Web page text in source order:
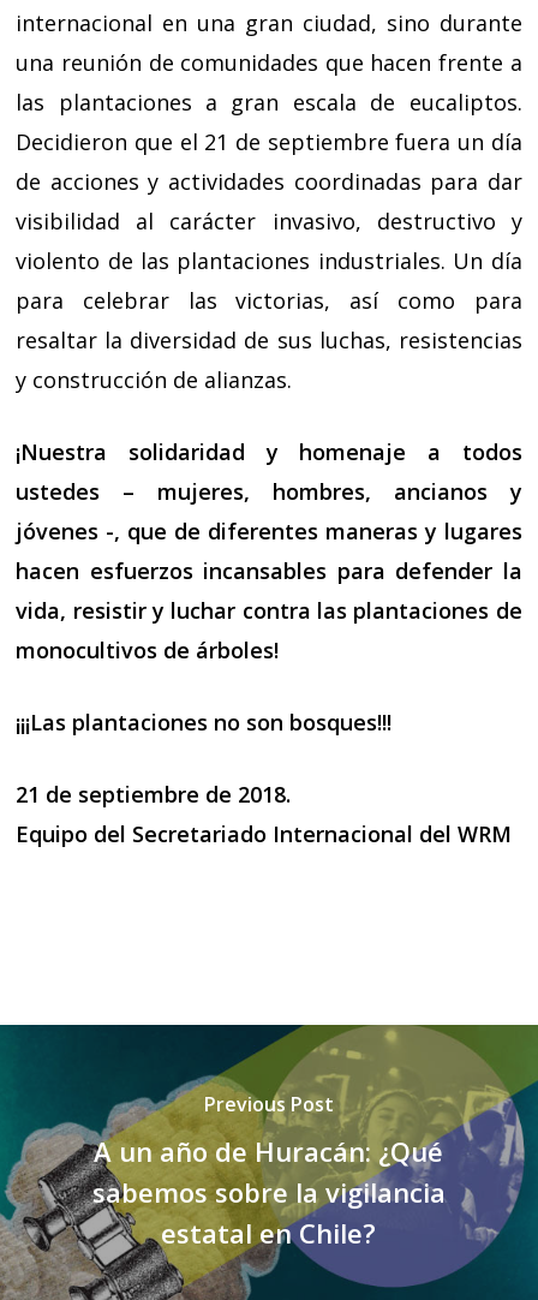
internacional en una gran ciudad, sino durante
una reunión de comunidades que hacen frente a
las plantaciones a gran escala de eucaliptos.
Decidieron que el 21 de septiembre fuera un día
de acciones y actividades coordinadas para dar
visibilidad al carácter invasivo, destructivo y
violento de las plantaciones industriales. Un día
para celebrar las victorias, así como para
resaltar la diversidad de sus luchas, resistencias
y construcción de alianzas.
¡Nuestra solidaridad y homenaje a todos
ustedes – mujeres, hombres, ancianos y
jóvenes -, que de diferentes maneras y lugares
hacen esfuerzos incansables para defender la
vida, resistir y luchar contra las plantaciones de
monocultivos de árboles!
¡¡¡Las plantaciones no son bosques!!!
21 de septiembre de 2018.
Equipo del Secretariado Internacional del WRM
Previous Post
A un año de Huracán: ¿Qué
sabemos sobre la vigilancia
estatal en Chile?